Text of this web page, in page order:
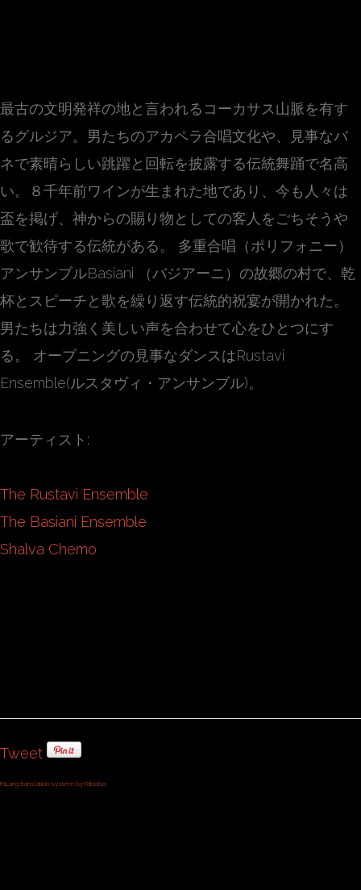
最古の文明発祥の地と言われるコーカサス山脈を有す
るグルジア。男たちのアカペラ合唱文化や、見事なバ
ネで素晴らしい跳躍と回転を披露する伝統舞踊で名高
い。８千年前ワインが生まれた地であり、今も人々は
盃を掲げ、神からの賜り物としての客人をごちそうや
歌で歓待する伝統がある。 多重合唱（ポリフォニー）
アンサンブルBasiani （バジアーニ）の故郷の村で、乾
杯とスピーチと歌を繰り返す伝統的祝宴が開かれた。
男たちは力強く美しい声を合わせて心をひとつにす
る。 オープニングの見事なダンスはRustavi
Ensemble(ルスタヴィ・アンサンブル)。
アーティスト:
The Rustavi Ensemble
The Basiani Ensemble
Shalva Chemo
Tweet
FaLang translation system by Faboba